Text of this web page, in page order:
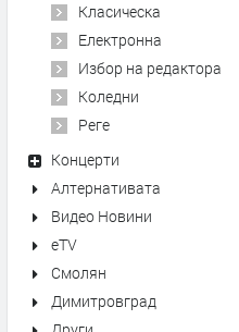
Класическа
Електронна
Избор на редактора
Коледни
Реге
Концерти
Алтернативата
Видео Новини
eTV
Смолян
Димитровград